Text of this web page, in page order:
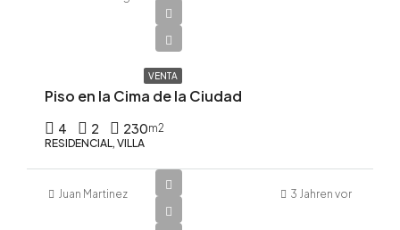
VENTA
Piso en la Cima de la Ciudad
4 2 230m2
RESIDENCIAL, VILLA
Juan Martinez 3 Jahren vor